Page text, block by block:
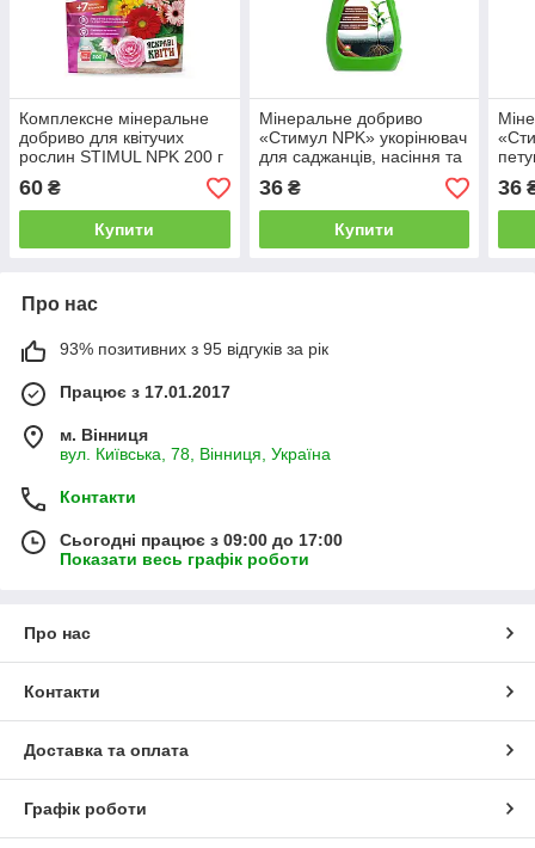
Комплексне мінеральне
добриво для квітучих
рослин STIMUL NPK 200 г
60 ₴
Купити
Мінеральне добриво
«Стимул NPK» укорінювач
для саджанців, насіння та
розсади 310 мл
36₴
Купити
мл
36
Про нас
93% позитивних з 95 відгуків за рік
Працює з 17.01.2017
м. Вінниця
вул. Київська, 78, Вінниця, Україна
Контакти
Сьогодні працює з 09:00 до 17:00
Показати весь графік роботи
Про нас
Контакти
Доставка та оплата
Графік роботи